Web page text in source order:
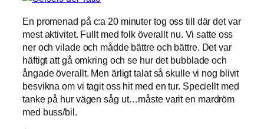
En promenad på c:a 20 minuter tog oss till där det var
mest aktivitet. Fullt med folk överallt nu. Vi satte oss
ner och vilade och mådde bättre och bättre. Det var
häftigt att gå omkring och se hur det bubblade och
ångade överallt. Men ärligt talat så skulle vi nog blivit
besvikna om vi tagit oss hit med en tur. Speciellt med
tanke på hur vägen såg ut…måste varit en mardröm
med buss/bil.